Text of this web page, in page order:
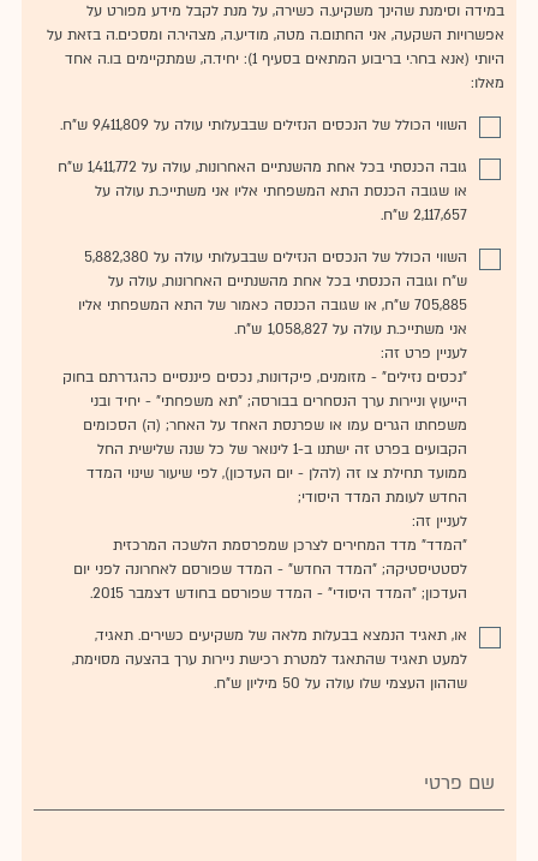
במידה וסימנת שהינך משקיע.ה כשירה, על מנת לקבל מידע מפורט על
אפשרויות השקעה, אני החתום.ה מטה, מודיע.ה, מצהיר.ה ומסכים.ה בזאת על
היותי (אנא בחר.י בריבוע המתאים בסעיף 1): יחיד.ה, שמתקיימים בו.ה אחד
מאלו:
השווי הכולל של הנכסים הנזילים שבבעלותי עולה על 9,411,809 ש"ח.
גובה הכנסתי בכל אחת מהשנתיים האחרונות, עולה על 1,411,772 ש"ח
או שגובה הכנסת התא המשפחתי אליו אני משתייכ.ת עולה על
2,117,657 ש"ח.
השווי הכולל של הנכסים הנזילים שבבעלותי עולה על 5,882,380
ש"ח וגובה הכנסתי בכל אחת מהשנתיים האחרונות, עולה על
705,885 ש"ח, או שגובה הכנסה כאמור של התא המשפחתי אליו
אני משתייכ.ת עולה על 1,058,827
ש"ח.
לעניין פרט זה:
"נכסים נזילים" - מזומנים, פיקדונות, נכסים פיננסיים כהגדרתם בחוק
הייעוץ וניירות ערך הנסחרים בבורסה; "תא משפחתי" - יחיד ובני
משפחתו הגרים עמו או שפרנסת האחד על האחר; (ה) הסכומים
הקבועים בפרט זה ישתנו ב-1 לינואר של כל שנה שלישית החל
ממועד תחילת צו זה (להלן - יום העדכון), לפי שיעור שינוי המדד
החדש לעומת המדד היסודי;
לעניין זה:
"המדד" מדד המחירים לצרכן שמפרסמת הלשכה המרכזית
לסטטיסטיקה; "המדד החדש" - המדד שפורסם לאחרונה לפני יום
העדכון; "המדד היסודי" - המדד שפורסם בחודש דצמבר 2015.
או, תאגיד הנמצא בבעלות מלאה של משקיעים כשירים. תאגיד,
למעט תאגיד שהתאגד למטרת רכישת ניירות ערך בהצעה מסוימת,
שההון העצמי שלו עולה על 50 מיליון ש"ח.
שם פרטי